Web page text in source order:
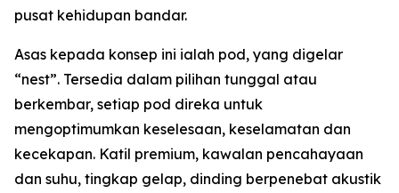
pusat kehidupan bandar.
Asas kepada konsep ini ialah pod, yang digelar
“nest”. Tersedia dalam pilihan tunggal atau
berkembar, setiap pod direka untuk
mengoptimumkan keselesaan, keselamatan dan
kecekapan. Katil premium, kawalan pencahayaan
dan suhu, tingkap gelap, dinding berpenebat akustik